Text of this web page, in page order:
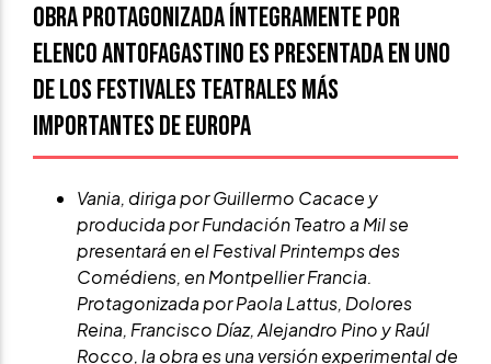
Obra protagonizada íntegramente por
elenco antofagastino es presentada en uno
de los festivales teatrales más
importantes de Europa
Vania, diriga por Guillermo Cacace y
producida por Fundación Teatro a Mil se
presentará en el Festival Printemps des
Comédiens, en Montpellier Francia.
Protagonizada por Paola Lattus, Dolores
Reina, Francisco Díaz, Alejandro Pino y Raúl
Rocco, la obra es una versión experimental de